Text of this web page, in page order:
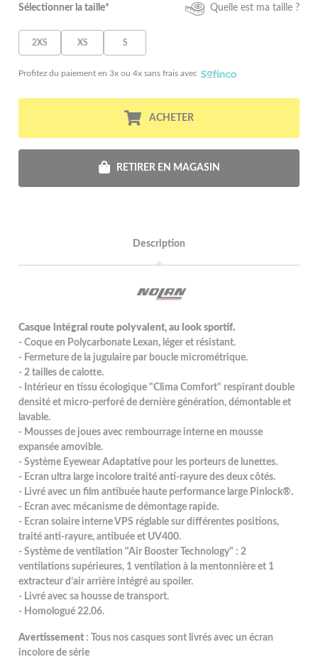
Sélectionner la taille* Quelle est ma taille ?
2XS XS S
Profitez du paiement en 3x ou 4x sans frais avec
ACHETER
RETIRER EN MAGASIN
Description
Casque intégral route polyvalent, au look sportif.
- Coque en Polycarbonate Lexan, léger et résistant.
- Fermeture de la jugulaire par boucle micrométrique.
- 2 tailles de calotte.
- Intérieur en tissu écologique "Clima Comfort" respirant double
densité et micro-perforé de dernière génération, démontable et
lavable.
- Mousses de joues avec rembourrage interne en mousse
expansée amovible.
- Système Eyewear Adaptative pour les porteurs de lunettes.
- Ecran ultra large incolore traité anti-rayure des deux côtés.
- Livré avec un film antibuée haute performance large Pinlock®.
- Ecran avec mécanisme de démontage rapide.
- Ecran solaire interne VPS réglable sur différentes positions,
traité anti-rayure, antibuée et UV400.
- Système de ventilation "Air Booster Technology" : 2
ventilations supérieures, 1 ventilation à la mentonnière et 1
extracteur d’air arrière intégré au spoiler.
- Livré avec sa housse de transport.
- Homologué 22.06.
Avertissement : Tous nos casques sont livrés avec un écran
incolore de série